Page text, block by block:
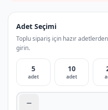
Adet Seçimi
Toplu sipariş için hazır
girin.
5
adet
10
adet